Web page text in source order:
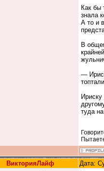
Как бы
знала
А то и
В
—
туда
ВикторияЛайф Дата: